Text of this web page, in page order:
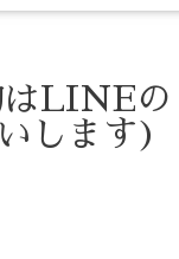
LINEの
いします)